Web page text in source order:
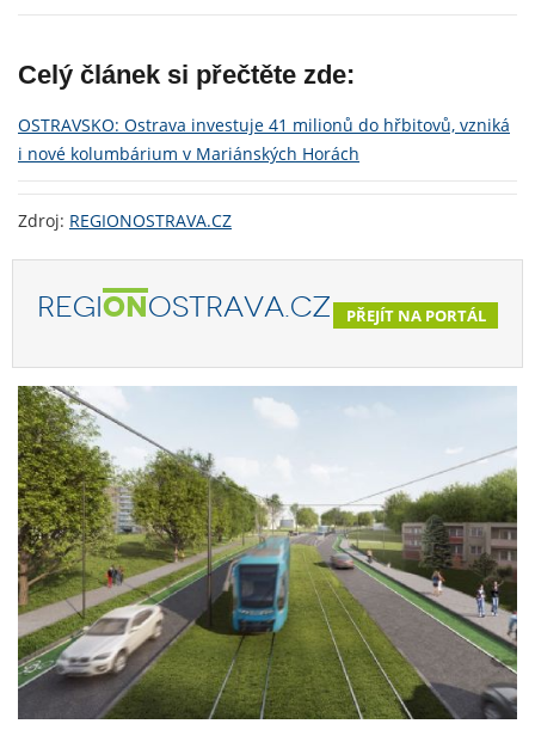
Celý článek si přečtěte zde:
OSTRAVSKO: Ostrava investuje 41 milionů do hřbitovů, vzniká
i nové kolumbárium v Mariánských Horách
Zdroj: REGIONOSTRAVA.CZ
REGIONOSTRAVA.CZ PŘEJÍT NA PORTÁL